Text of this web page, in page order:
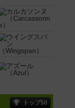
トップ50